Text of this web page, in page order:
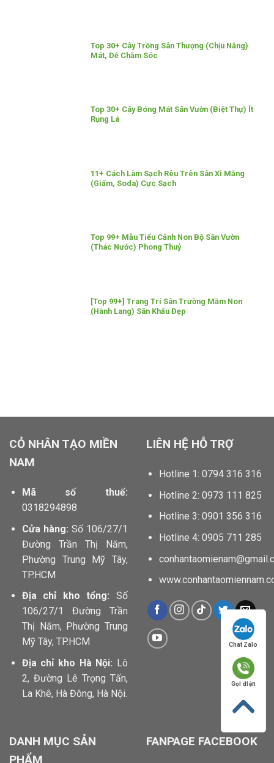
Top 30+ Cây Trồng Sân Thượng (Chịu Nắng)
Mát, Dễ Chăm Sóc
Top 30+ Cây Bóng Mát Sân Vườn (Biệt Thự) Ít
Rụng Lá
11+ Cách Làm Sạch Rêu Trên Sân Xi Măng
(Giấm, Soda) Cực Sạch
Top 99+ Mẫu Tiểu Cảnh Non Bộ Sân Vườn
(Thác Nước) Phong Thuỷ
[Top 99+] Trang Trí Sân Trường Mầm Non
(Hành Lang) Sân Khấu Đẹp
CỎ NHÂN TẠO MIỀN
NAM
Mã số thuế:
0318294898
Cửa hàng: Số 106/27/1
Đường Trần Thị Năm,
Phường Trung Mỹ Tây,
TP.HCM
Địa chỉ kho tổng: Số
106/27/1 Đường Trần
Thị Năm, Phường Trung
Mỹ Tây, TP.HCM
Địa chỉ kho Hà Nội: Lô
2, Đường Lê Trọng Tấn,
La Khê, Hà Đông, Hà Nội.
LIÊN HỆ HỖ TRỢ
Hotline 1: 0794 316 316
Hotline 2: 0973 111 825
Hotline 3: 0901 356 316
Hotline 4: 0905 711 285
DANH MỤC SẢN
PHẨM
FANPAGE FACEBOOK
Chat Zalo
Gọi điện